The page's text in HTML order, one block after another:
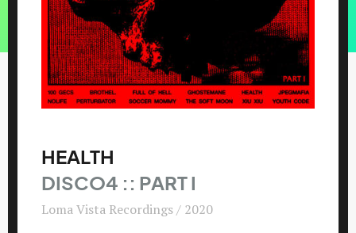
HEALTH
DISCO4 :: PART I
Loma Vista Recordings / 2020